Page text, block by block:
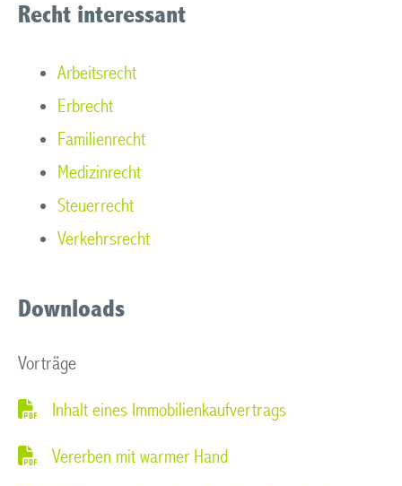
Recht interessant
Arbeitsrecht
Erbrecht
Familienrecht
Medizinrecht
Steuerrecht
Verkehrsrecht
Downloads
Vorträge
Inhalt eines Immobilienkaufvertrags
Vererben mit warmer Hand